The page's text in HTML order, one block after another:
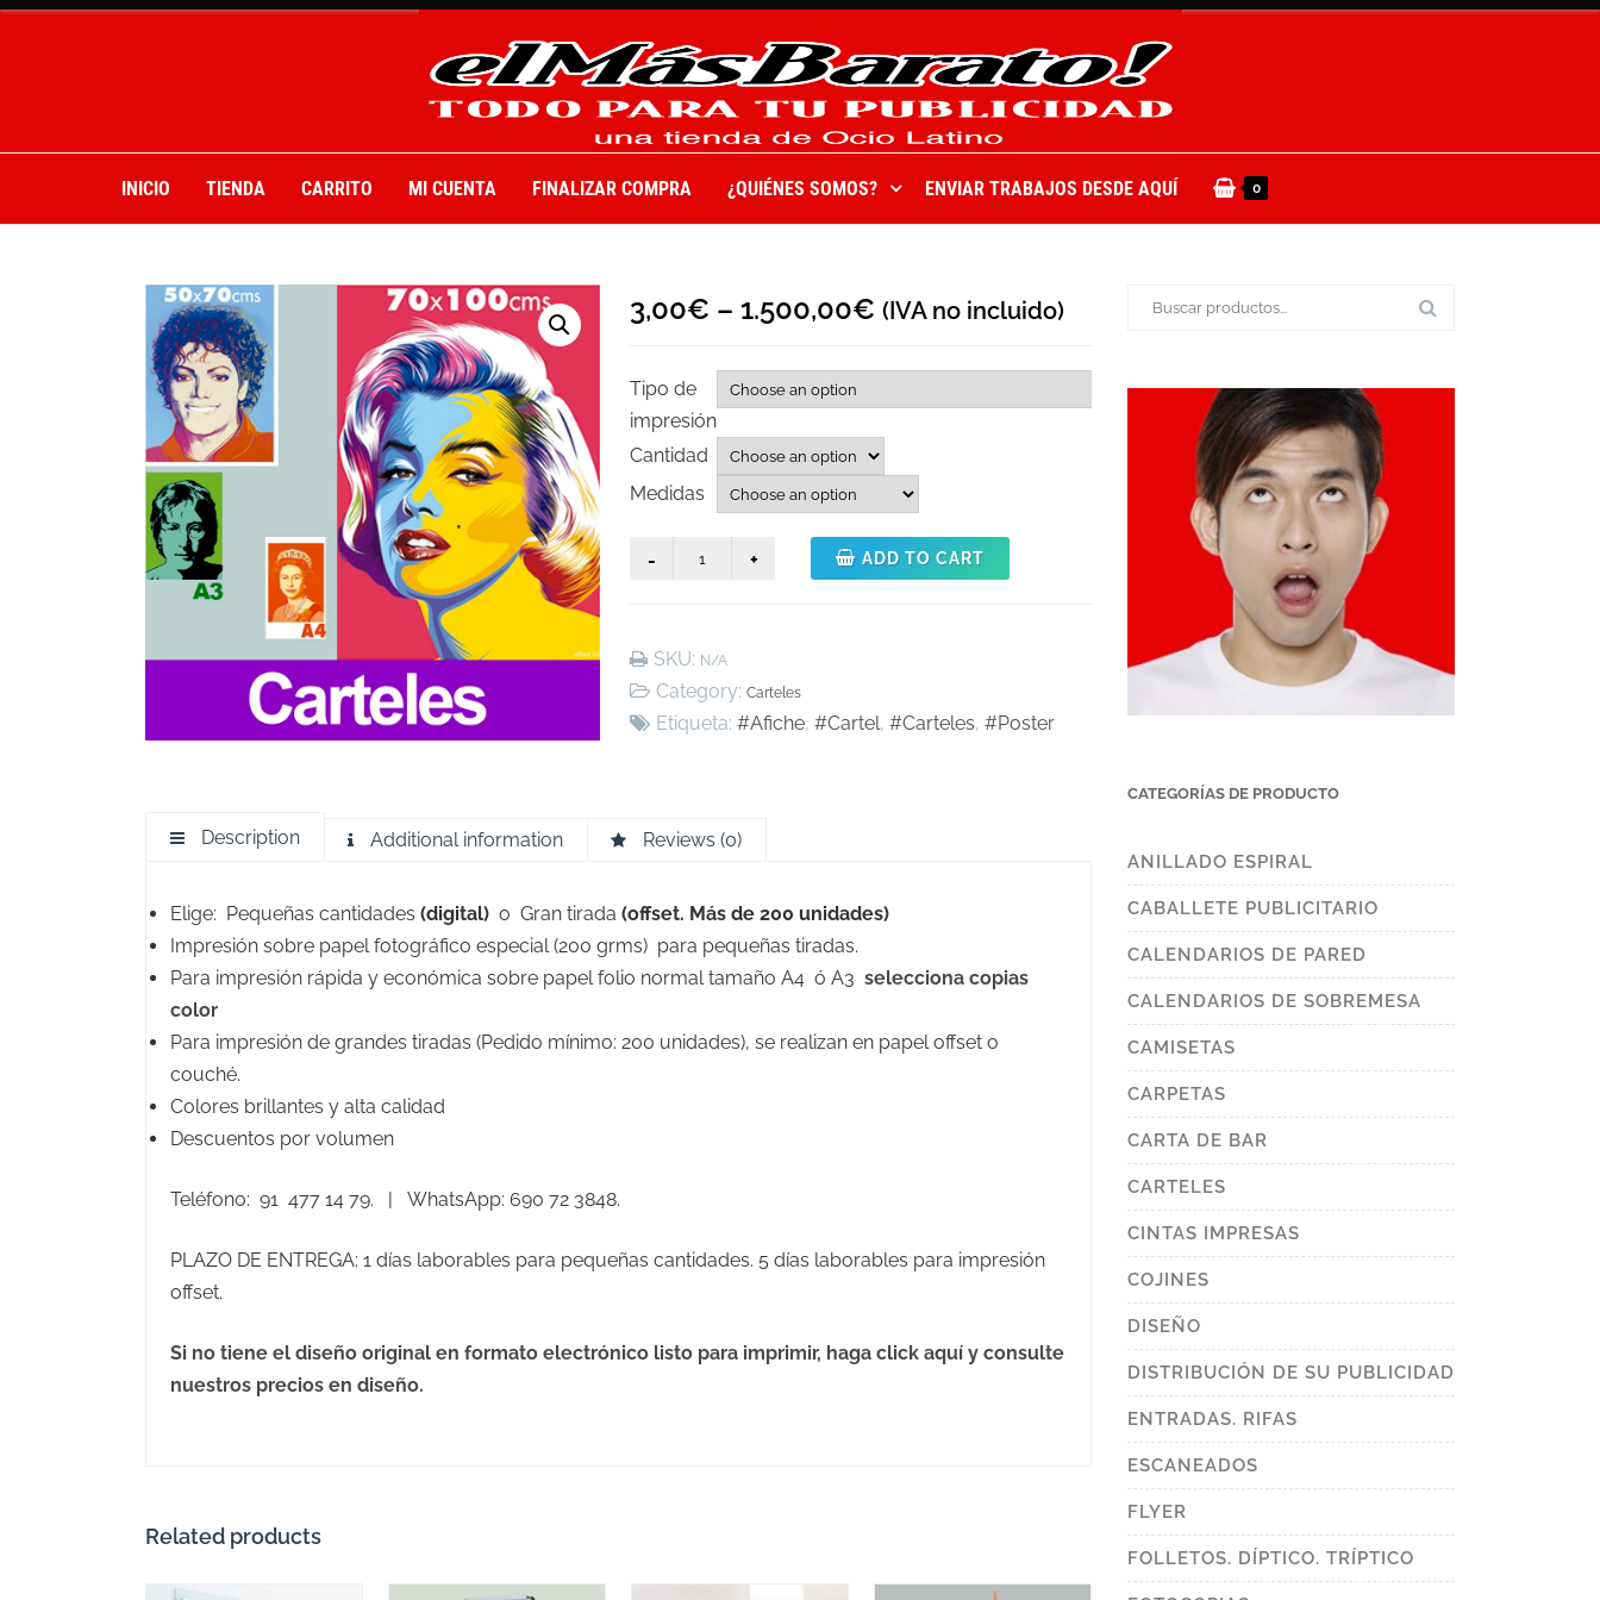
INICIO TIENDA CARRITO MI CUENTA FINALIZAR COMPRA ¿QUIÉNES SOMOS? ENVIAR TRABAJOS DESDE AQUÍ 0
3,00€ – 1.500,00€ (IVA no incluido)
Tipo de
impresión
Cantidad
Medidas
Carteles
quantity
ADD TO CART
SKU: N/A
Category:Carteles
Etiqueta:#Afiche,#Cartel,#Carteles,#Poster
Description Additional information Reviews (0)
Elige: Pequeñas cantidades (digital) o Gran tirada (offset. Más de 200 unidades)
Impresión sobre papel fotográfico especial (200 grms) para pequeñas tiradas.
Para impresión rápida y económica sobre papel folio normal tamaño A4 ó A3 selecciona copias
color
Para impresión de grandes tiradas (Pedido mínimo: 200 unidades), se realizan en papel offset o
couché.
Colores brillantes y alta calidad
Descuentos por volumen
Teléfono: 91 477 14 79. | WhatsApp: 690 72 3848.
PLAZO DE ENTREGA: 1 días laborables para pequeñas cantidades. 5 días laborables para impresión
offset.
Si no tiene el diseño original en formato electrónico listo para imprimir, haga click aquí y consulte
nuestros precios en diseño.
Related products
CATEGORÍAS DE PRODUCTO
ANILLADO ESPIRAL
CABALLETE PUBLICITARIO
CALENDARIOS DE PARED
CALENDARIOS DE SOBREMESA
CAMISETAS
CARPETAS
CARTA DE BAR
CARTELES
CINTAS IMPRESAS
COJINES
DISEÑO
DISTRIBUCIÓN DE SU PUBLICIDAD
ENTRADAS. RIFAS
ESCANEADOS
FLYER
FOLLETOS. DÍPTICO. TRÍPTICO